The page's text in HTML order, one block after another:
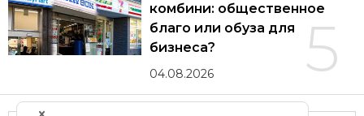
5
комбини: общественное
благо или обуза для
бизнеса?
04.08.2026